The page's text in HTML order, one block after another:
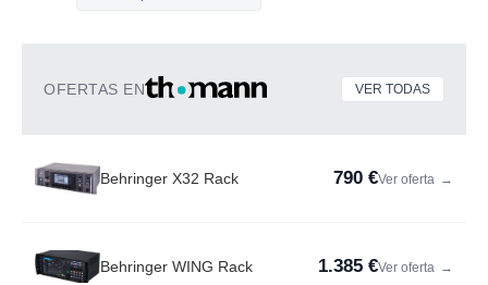
OFERTAS EN VER TODAS
Behringer X32 Rack 790 €Ver oferta →
Behringer WING Rack 1.385 €Ver oferta →